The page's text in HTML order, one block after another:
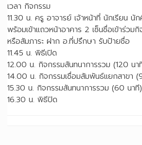
เวลา กิจกรรม
11.30 น. ครู อาจารย์ เจ้าหน้าที่ นักเรียน นั
พร้อมเข้าแถวหน้าอาคาร 2 เซ็นชื่อเข้าร่ว
หรือสัมภาระ ฝาก อ.ที่ปรึกษา รับป้ายชื่อ
11.45 น. พิธีเปิด
12.00 น. กิจกรรมสันทนาการรวม (120 นา
14.00 น. กิจกรรมเชื่อมสัมพันธ์แยกสาขา
15.30 น. กิจกรรมสันทนาการรวม (60 นาที)
16.30 น. พิธีปิด